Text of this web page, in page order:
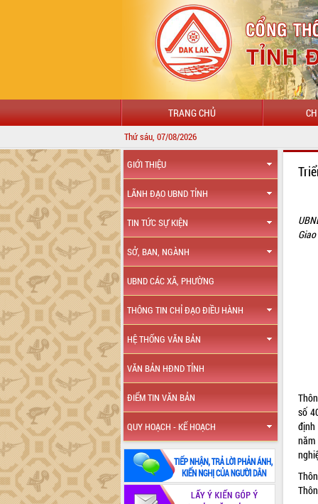
TRANG CHỦ
Thứ sáu, 07/08/2026
GIỚI THIỆU
LÃNH ĐẠO UBND TỈNH
TIN TỨC SỰ KIỆN
SỞ, BAN, NGÀNH
UBND CÁC XÃ, PHƯỜNG
THÔNG TIN CHỈ ĐẠO ĐIỀU HÀNH
HỆ THỐNG VĂN BẢN
VĂN BẢN HĐND TỈNH
ĐIỂM TIN VĂN BẢN
QUY HOẠCH - KẾ HOẠCH
số
định